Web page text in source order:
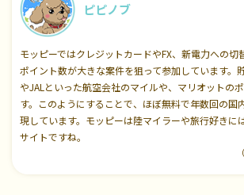
ピピノブ
モッピーではクレジットカードやFX、新電力への切
ポイント数が大きな案件を狙って参加しています。
やJALといった航空会社のマイルや、マリオットの
す。このようにすることで、ほぼ無料で年数回の国
現しています。モッピーは陸マイラーや旅行好きに
サイトですね。